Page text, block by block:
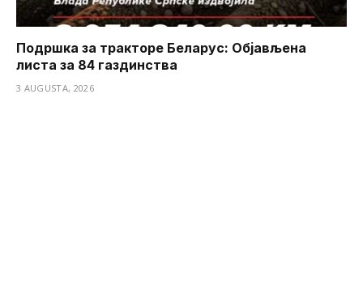
Подршка за тракторе Беларус: Објављена
листа за 84 газдинства
3 AUGUSTA, 2026